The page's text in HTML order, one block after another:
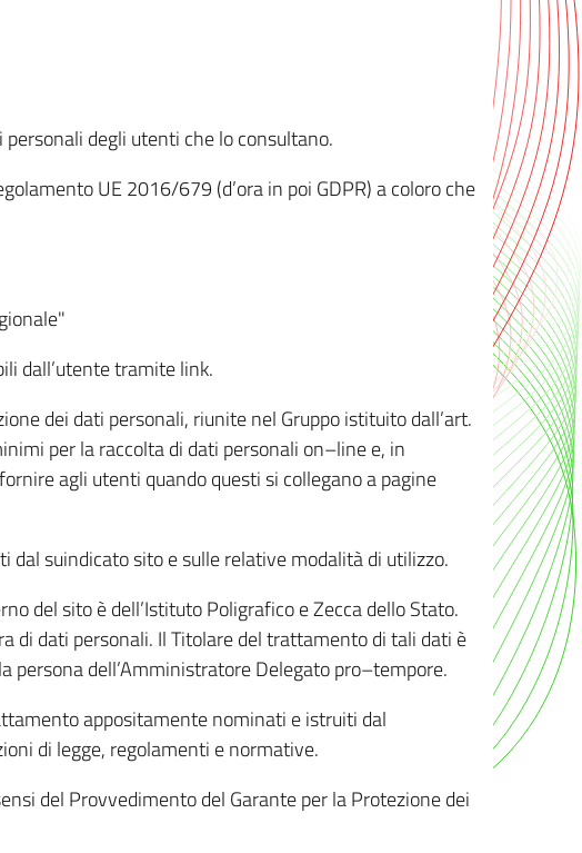
degli utenti che lo consultano.
UE 2016/679 (d’ora in poi GDPR) a coloro che
dall’utente tramite link.
dei dati personali, riunite nel Gruppo istituito dall’art.
per la raccolta di dati personali on–line e, in
agli utenti quando questi si collegano a pagine
suindicato sito e sulle relative modalità di utilizzo.
del sito è dell’Istituto Poligrafico e Zecca dello Stato.
di dati personali. Il Titolare del trattamento di tali dati è
persona dell’Amministratore Delegato pro–tempore.
appositamente nominati e istruiti dal
di legge, regolamenti e normative.
del Provvedimento del Garante per la Protezione dei